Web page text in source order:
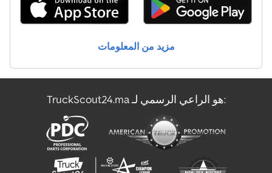
مزيد من المعلومات
TruckScout24.ma هو الراعي الرسمي لـ: